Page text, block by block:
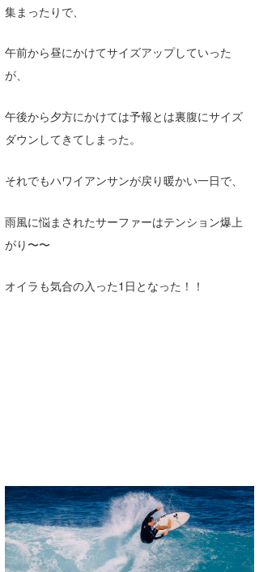
集まったりで、
午前から昼にかけてサイズアップしていった
が、
午後から夕方にかけては予報とは裏腹にサイズ
ダウンしてきてしまった。
それでもハワイアンサンが戻り暖かい一日で、
雨風に悩まされたサーファーはテンション爆上
がり〜〜
オイラも気合の入った1日となった！！
arukasvision
DELTA FORCE SURF
熊谷素子
嵯峨明日香
進士剛光
植村未来
NOBUFUKU
大野”MAR”修聖
喜納海人
+☆maki☆+
Aichan
ECE
G◎Da
H
KID
KOBU
KY
waka☆=
YUKI☆